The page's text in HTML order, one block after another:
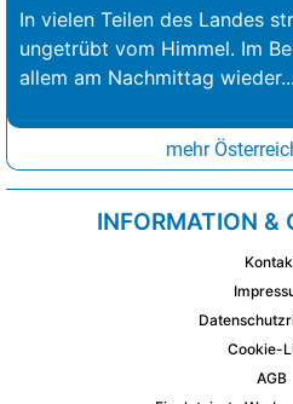
In vielen Teilen des Landes
ungetrübt vom Himmel. Im
allem am Nachmittag wieder...
mehr
INFORMATION &
Cookie-
AGB